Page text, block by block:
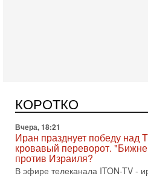
КОРОТКО
безопасности заявил, что
продолжить противостояние с
Вчера, 18:21
Иран празднует победу над
кровавый переворот.
против Израиля?
В эфире телеканала ITON-TV -